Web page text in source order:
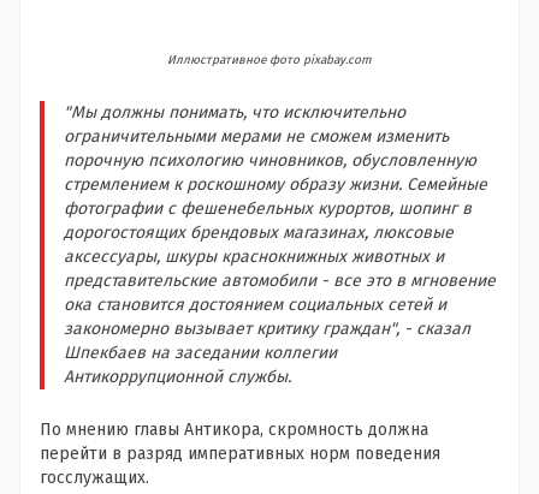
Иллюстративное фото pixabay.com
"Мы должны понимать, что исключительно
ограничительными мерами не сможем изменить
порочную психологию чиновников, обусловленную
стремлением к роскошному образу жизни. Семейные
фотографии с фешенебельных курортов, шопинг в
дорогостоящих брендовых магазинах, люксовые
аксессуары, шкуры краснокнижных животных и
представительские автомобили - все это в мгновение
ока становится достоянием социальных сетей и
закономерно вызывает критику граждан", - сказал
Шпекбаев на заседании коллегии
Антикоррупционной службы.
По мнению главы Антикора, скромность должна
перейти в разряд императивных норм поведения
госслужащих.